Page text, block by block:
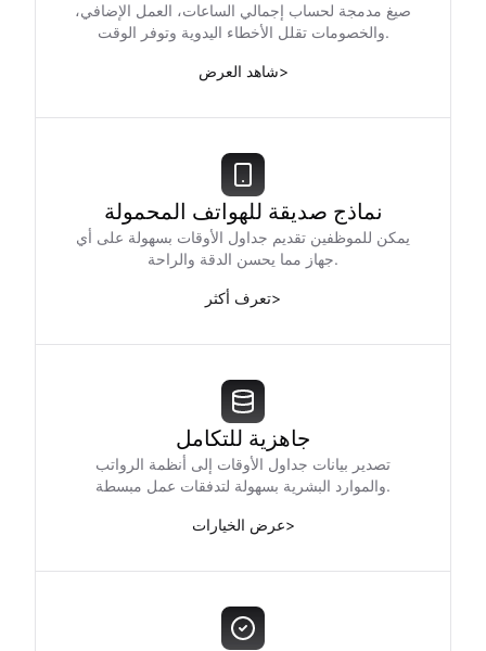
صيغ مدمجة لحساب إجمالي الساعات، العمل الإضافي،
والخصومات تقلل الأخطاء اليدوية وتوفر الوقت.
شاهد العرض>
نماذج صديقة للهواتف المحمولة
يمكن للموظفين تقديم جداول الأوقات بسهولة على أي
جهاز مما يحسن الدقة والراحة.
تعرف أكثر>
جاهزية للتكامل
تصدير بيانات جداول الأوقات إلى أنظمة الرواتب
والموارد البشرية بسهولة لتدفقات عمل مبسطة.
عرض الخيارات>